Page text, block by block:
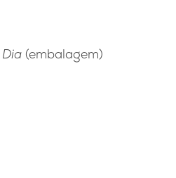
(embalagem)